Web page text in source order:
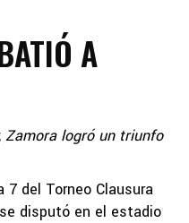
A
Zamora logró un triunfo
7 del Torneo Clausura
disputó en el estadio